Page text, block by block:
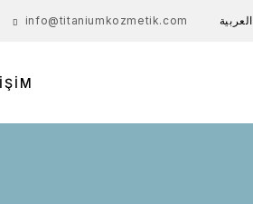
info@titaniumkozmetik.com العربية